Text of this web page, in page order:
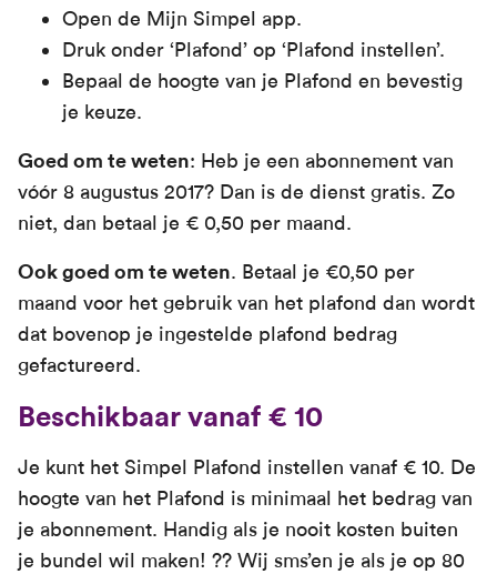
Open de Mijn Simpel app.
Druk onder ‘Plafond’ op ‘Plafond instellen’.
Bepaal de hoogte van je Plafond en bevestig
je keuze.
Goed om te weten: Heb je een abonnement van
vóór 8 augustus 2017? Dan is de dienst gratis. Zo
niet, dan betaal je € 0,50 per maand.
Ook goed om te weten. Betaal je €0,50 per
maand voor het gebruik van het plafond dan wordt
dat bovenop je ingestelde plafond bedrag
gefactureerd.
Beschikbaar vanaf € 10
Je kunt het Simpel Plafond instellen vanaf € 10. De
hoogte van het Plafond is minimaal het bedrag van
je abonnement. Handig als je nooit kosten buiten
je bundel wil maken! ?? Wij sms’en je als je op 80